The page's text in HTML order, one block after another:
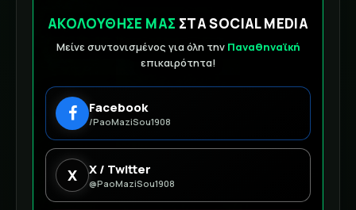
ΑΚΟΛΟΥΘΗΣΕ ΜΑΣ ΣΤΑ SOCIAL MEDIA
Μείνε συντονισμένος για όλη την Παναθηναϊκή
επικαιρότητα!
Facebook
/PaoMaziSou1908
X X / Twitter
@PaoMaziSou1908